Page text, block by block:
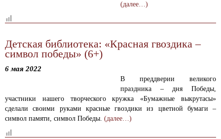
(далее…)
Детская библиотека: «Красная гвоздика –
символ победы» (6+)
6 мая 2022
В преддверии великого
праздника – дня Победы,
участники нашего творческого кружка «Бумажные выкрутасы»
сделали своими руками красные гвоздики из цветной бумаги –
символ памяти, символ Победы. (далее…)